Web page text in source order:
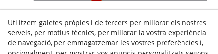
Utilitzem galetes pròpies i de tercers per millorar els nostres
serveis, per motius tècnics, per millorar la vostra experiència
de navegació, per emmagatzemar les vostres preferències i,